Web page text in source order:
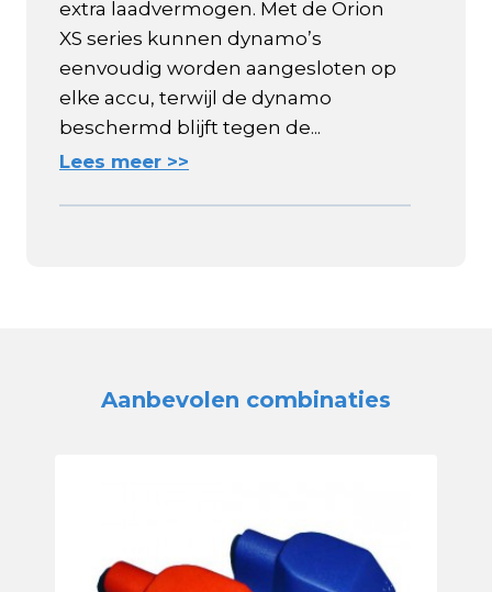
extra laadvermogen. Met de Orion
XS series kunnen dynamo’s
eenvoudig worden aangesloten op
elke accu, terwijl de dynamo
beschermd blijft tegen de...
Lees meer >>
Aanbevolen combinaties